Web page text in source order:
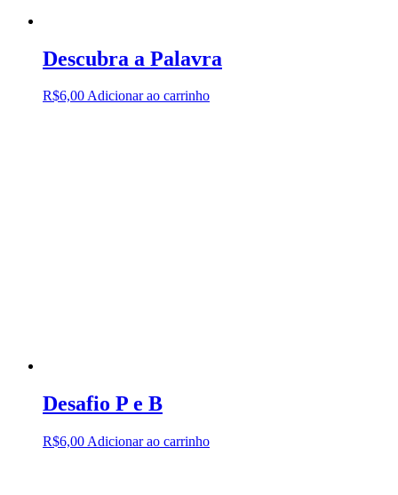
Descubra a Palavra
R$6,00Adicionar ao carrinho
Desafio P e B
R$6,00 Adicionar ao carrinho